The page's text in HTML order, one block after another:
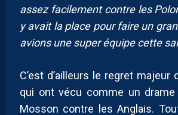
assez facilement contre les
y avait la place pour faire un
avions une super équipe cette
C’est d’ailleurs le regret
qui ont vécu comme un
Mosson contre les Anglais.